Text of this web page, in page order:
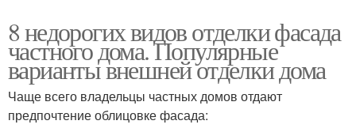
8 недорогих видов отделки фасада
частного дома. Популярные
варианты внешней отделки дома
Чаще всего владельцы частных домов отдают
предпочтение облицовке фасада: